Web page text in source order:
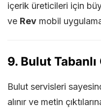
içerik üreticileri için
ve Rev mobil
9. Bulut
Bulut servisleri
alınır ve metin